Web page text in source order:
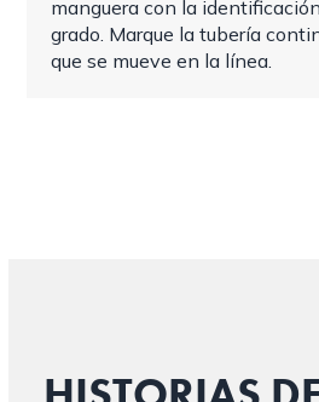
manguera con la
grado. Marque la tubería
que se mueve en la línea.